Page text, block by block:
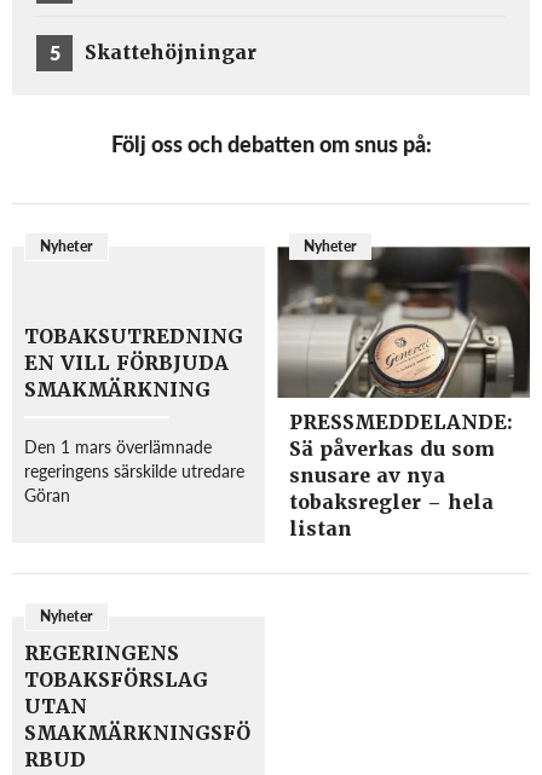
5 Skattehöjningar
Följ oss och debatten om snus på:
Nyheter
TOBAKSUTREDNING
EN VILL FÖRBJUDA
SMAKMÄRKNING
Den 1 mars överlämnade
regeringens särskilde utredare
Göran
folkhälsominister Gabriel
föreslår utredningen ett
förbud mot at...
Nyheter
PRESSMEDDELANDE:
Sä påverkas du som
snusare av nya
tobaksregler – hela
listan
Nyheter
REGERINGENS
TOBAKSFÖRSLAG
UTAN
SMAKMÄRKNINGSFÖ
RBUD